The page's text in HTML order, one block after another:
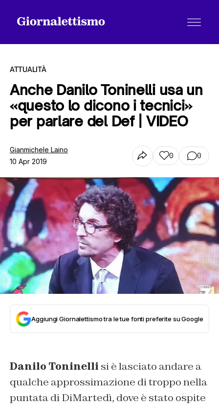
Tutti gli articoli
Chi siamo
Contatti
ATTUALITÀ
Anche Danilo Toninelli usa un
«questo lo dicono i tecnici»
per parlare del Def | VIDEO
Gianmichele Laino
10 Apr 2019
0 0
Aggiungi Giornalettismo tra le tue fonti preferite su Google
Danilo Toninelli si è lasciato andare a
qualche approssimazione di troppo nella
puntata di DiMartedì, dove è stato ospite